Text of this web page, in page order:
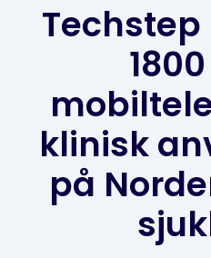
klinisk
på